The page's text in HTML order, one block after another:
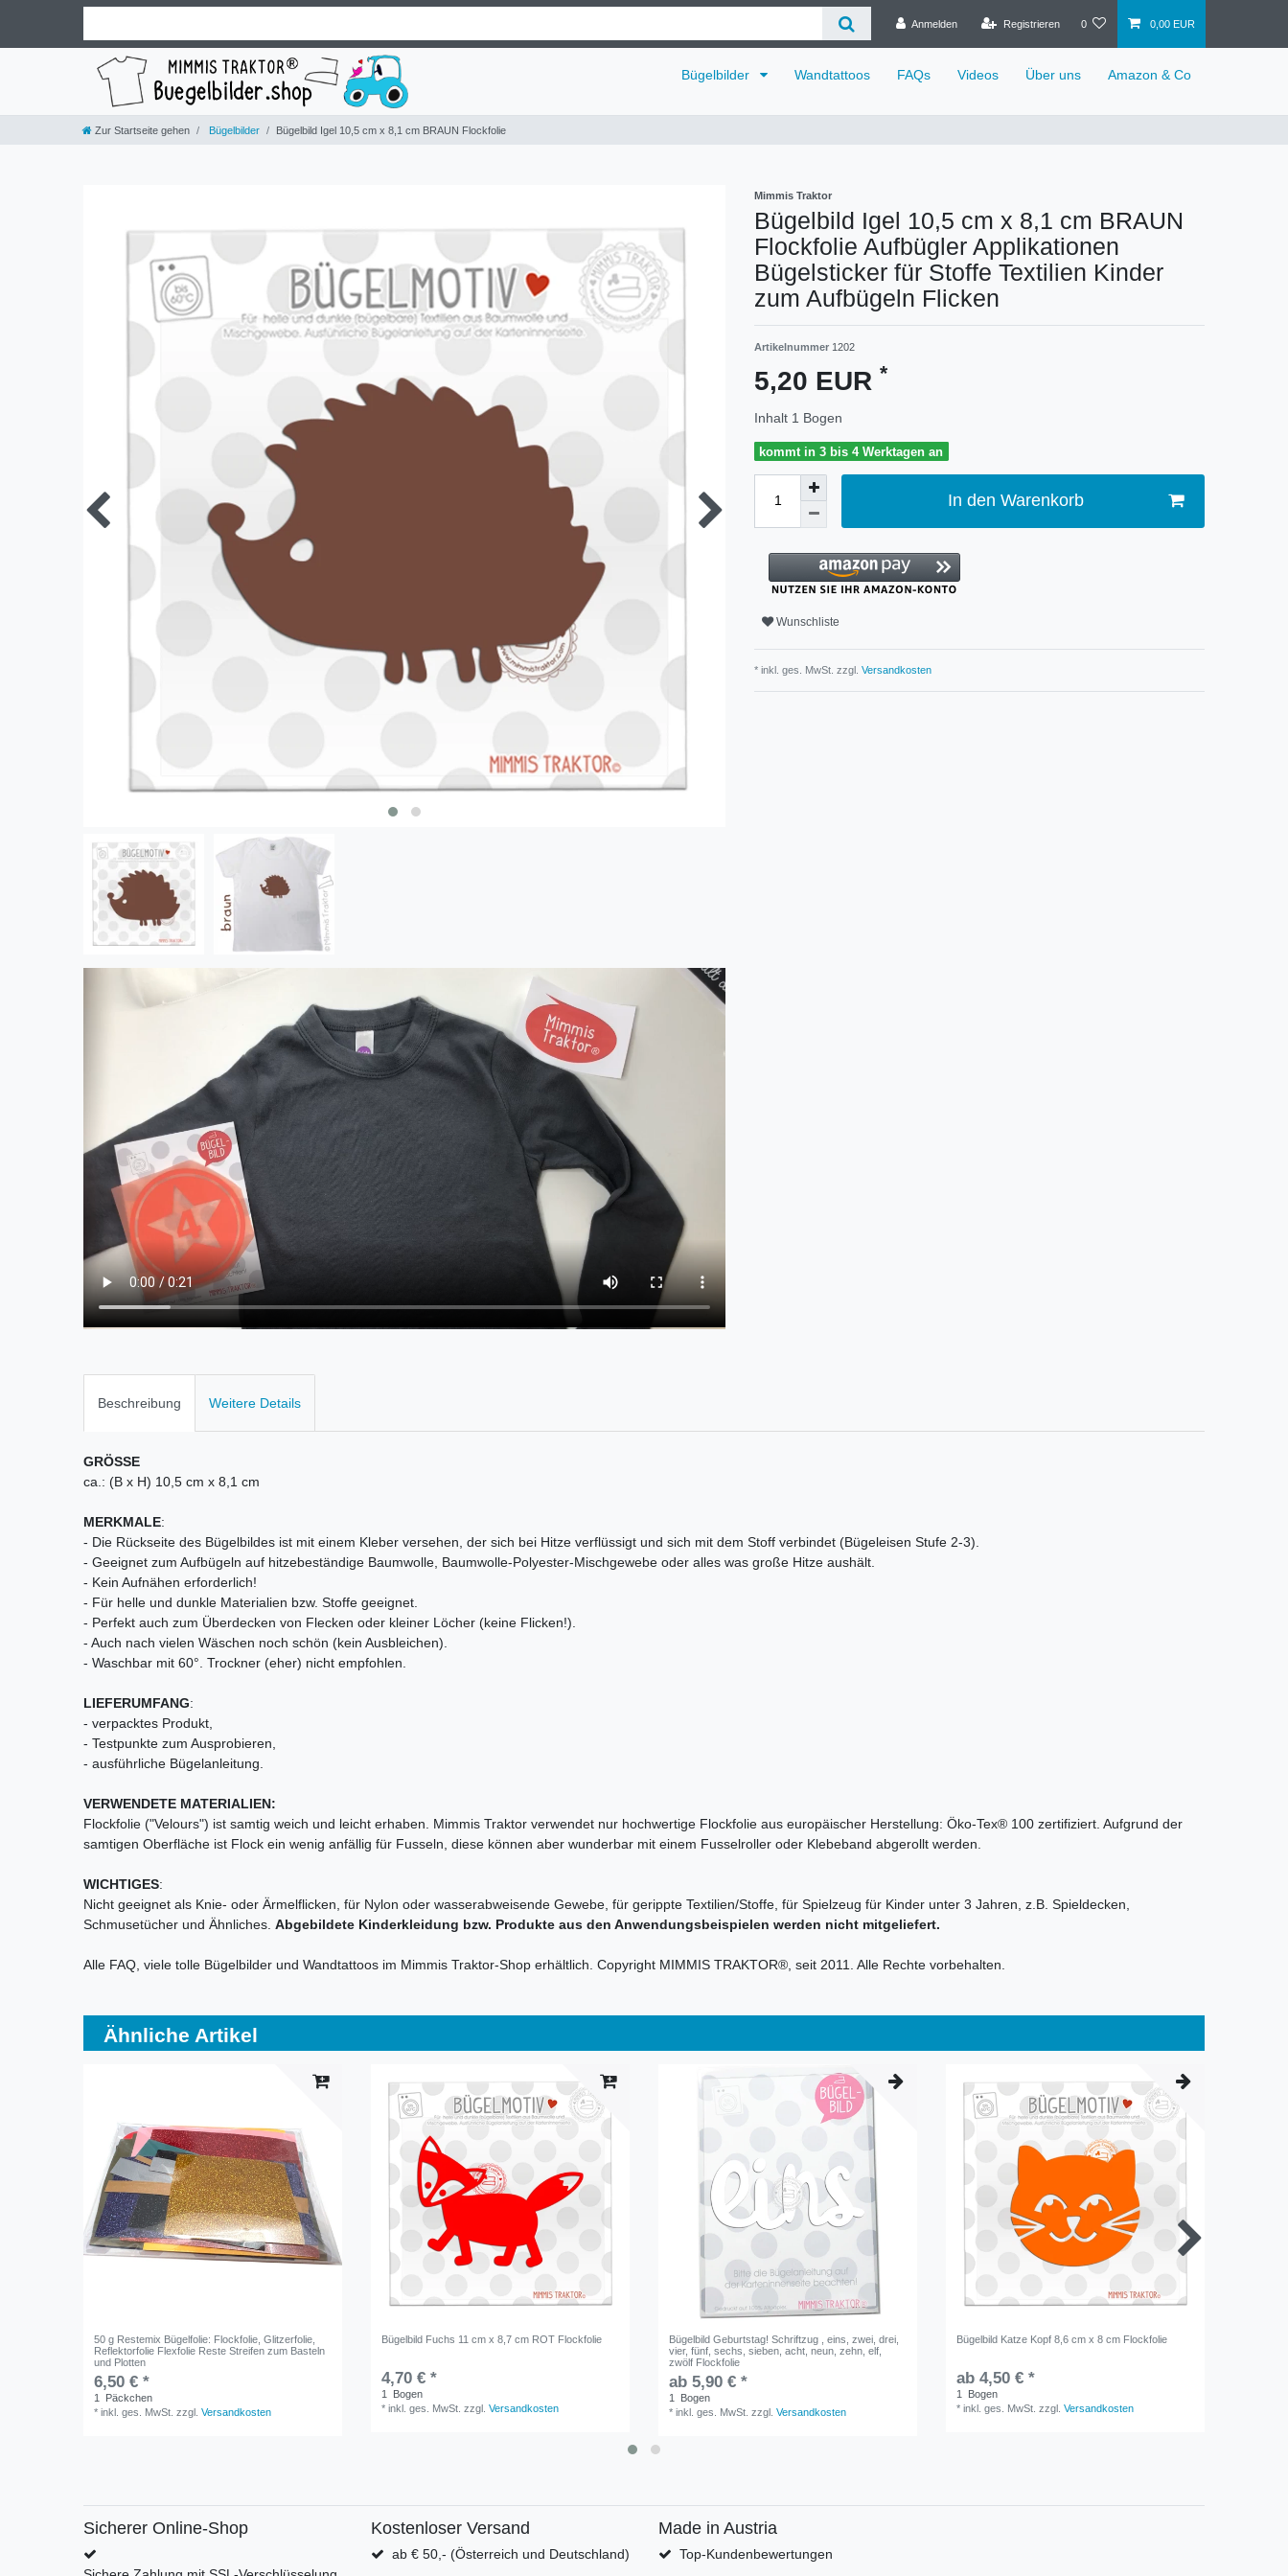
Anmelden Registrieren 0 0,00 EUR
Bügelbilder Wandtattoos FAQs Videos Über uns Amazon & Co
Zur Startseite gehen Bügelbilder Bügelbild Igel 10,5 cm x 8,1 cm BRAUN Flockfolie
Mimmis Traktor
Bügelbild Igel 10,5 cm x 8,1 cm BRAUN
Flockfolie Aufbügler Applikationen
Bügelsticker für Stoffe Textilien Kinder
zum Aufbügeln Flicken
Artikelnummer 1202
5,20 EUR *
Inhalt 1 Bogen
kommt in 3 bis 4 Werktagen an
In den Warenkorb
Wunschliste
* inkl. ges. MwSt. zzgl. Versandkosten
Beschreibung Weitere Details
GRÖSSE
ca.: (B x H) 10,5 cm x 8,1 cm
MERKMALE:
- Die Rückseite des Bügelbildes ist mit einem Kleber versehen, der sich bei Hitze verflüssigt und sich mit dem Stoff verbindet (Bügeleisen Stufe 2-3).
- Geeignet zum Aufbügeln auf hitzebeständige Baumwolle, Baumwolle-Polyester-Mischgewebe oder alles was große Hitze aushält.
- Kein Aufnähen erforderlich!
- Für helle und dunkle Materialien bzw. Stoffe geeignet.
- Perfekt auch zum Überdecken von Flecken oder kleiner Löcher (keine Flicken!).
- Auch nach vielen Wäschen noch schön (kein Ausbleichen).
- Waschbar mit 60°. Trockner (eher) nicht empfohlen.
LIEFERUMFANG:
- verpacktes Produkt,
- Testpunkte zum Ausprobieren,
- ausführliche Bügelanleitung.
VERWENDETE MATERIALIEN:
Flockfolie ("Velours") ist samtig weich und leicht erhaben. Mimmis Traktor verwendet nur hochwertige Flockfolie aus europäischer Herstellung: Öko-Tex® 100 zertifiziert. Aufgrund der
samtigen Oberfläche ist Flock ein wenig anfällig für Fusseln, diese können aber wunderbar mit einem Fusselroller oder Klebeband abgerollt werden.
WICHTIGES:
Nicht geeignet als Knie- oder Ärmelflicken, für Nylon oder wasserabweisende Gewebe, für gerippte Textilien/Stoffe, für Spielzeug für Kinder unter 3 Jahren, z.B. Spieldecken,
Schmusetücher und Ähnliches. Abgebildete Kinderkleidung bzw. Produkte aus den Anwendungsbeispielen werden nicht mitgeliefert.
Alle FAQ, viele tolle Bügelbilder und Wandtattoos im Mimmis Traktor-Shop erhältlich. Copyright MIMMIS TRAKTOR®, seit 2011. Alle Rechte vorbehalten.
Ähnliche Artikel
50 g Restemix Bügelfolie: Flockfolie, Glitzerfolie,
Reflektorfolie Flexfolie Reste Streifen zum Basteln
und Plotten
6,50 € *
1
Päckchen
*inkl. ges. MwSt. zzgl.Versandkosten
Bügelbild Fuchs 11 cm x 8,7 cm ROT Flockfolie
4,70 € *
1
Bogen
*inkl. ges. MwSt. zzgl.Versandkosten
Bügelbild Geburtstag! Schriftzug , eins, zwei, drei,
vier, fünf, sechs, sieben, acht, neun, zehn, elf,
zwölf Flockfolie
ab 5,90 € *
1
Bogen
*inkl. ges. MwSt. zzgl.Versandkosten
Bügelbild Katze Kopf 8,6 cm x 8 cm Flockfolie
ab 4,50 € *
1
Bogen
*inkl. ges. MwSt. zzgl.Versandkosten
Sicherer Online-Shop Kostenloser Versand
ab € 50,- (Österreich und Deutschland)
Made in Austria
Top-Kundenbewertungen